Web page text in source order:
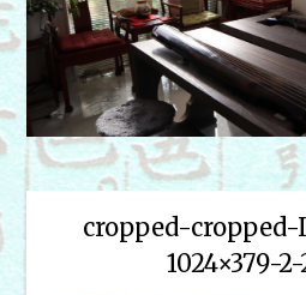
cropped-cropped-
1024×379-